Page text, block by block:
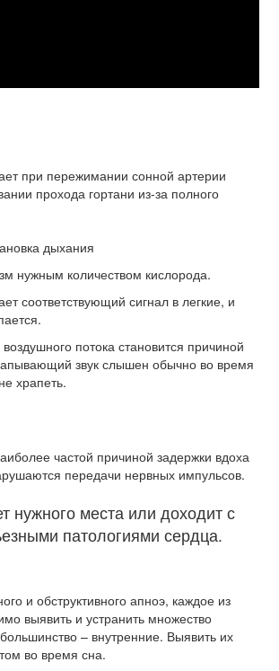
при пережимании сонной артерии
прохода гортани из-за полного
нужным количеством кислорода.
соответствующий сигнал в легкие, и
потока становится причиной
звук слышен обычно во время
храпеть.
частой причиной задержки вдоха
передачи нервных импульсов.
нужного места или доходит с
патологиями сердца.
и обструктивного апноэ, каждое из
выявить и устранить множество
– внутренние. Выявить их
во время сна.